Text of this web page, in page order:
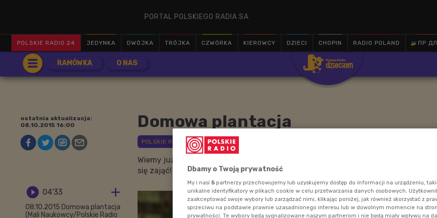
PORTAL POLSKIEGO RADIA SA
POLSKIE RADIO 24 JEDYNKA DWÓJKA TRÓJKA CZWÓRKA KIEROWCY DZIECI CHOPIN RADIO POLAND ПР

RAMÓWKA O NAS
Domowa plantacja
ostatnia aktualizacja:
08.10.2015 16:00
Wiemy już czego potrzebują do życia rośliny, ale ciągle nie wiemy jaką rośliną
się zająć!
 04'33 
08.10.2015 Domowa plantacja
(Mali Naukowcy/Polskie Radio
Dbamy o Twoją prywatność
My i nasi 5 partnerzy przechowujemy lub uzyskujemy dostęp do informacji na urządzeniu,
unikalne identyfikatory w plikach cookie w celu przetwarzania danych osobowych.
zaakceptować swoje wybory lub zarządzać nimi, klikając poniżej, jak również skorzystać z
sprzeciwu na podstawie prawnie uzasadnionego interesu lub w dowolnym momencie na
prywatności. Te wybory będą sygnalizowane naszym partnerom i nie będą miały wpływu na